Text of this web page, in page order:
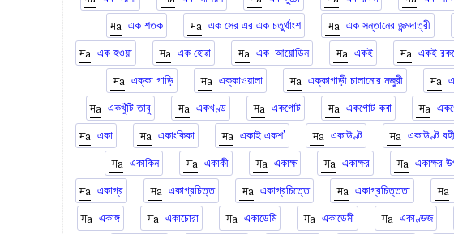
এক শতক
এক সের এর এক চতুর্থাংশ এক সন্তানের জন্মদাত্রী
এক হওয়া
এক হোৱা এক-আয়োডিন একই একই
এক্কা গাড়ি
এক্কাওয়ালা এক্কাগাড়ী চালানোর মজুরী
একখুঁটি তাবু
একখণ্ড একগোট একগোট কৰা
একা
একাংকিকা একাই একশ' একাউণ্ট একাউণ্ট বহী
একাকিন
একাকী একাক্ষ একাক্ষর একাক্ষর
একাগ্র
একাগ্রচিত্ত একাগ্রচিত্তে একাগ্রচিত্ততা
একাঙ্গ
একাচোরা একাডেমি একাডেমী একাণ্ডজ